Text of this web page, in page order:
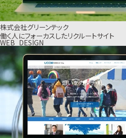
株式会社グリーンテック
働く人にフォーカスしたリクルートサイト
WEB_DESIGN